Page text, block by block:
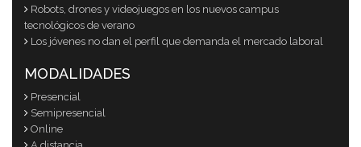
Robots, drones y videojuegos en los nuevos campus
tecnológicos de verano
Los jóvenes no dan el perfil que demanda el mercado laboral
MODALIDADES
Presencial
Semipresencial
Online